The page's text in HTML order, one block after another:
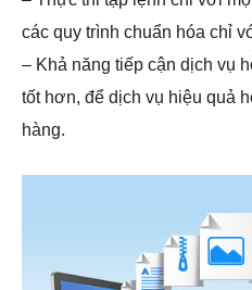
các quy trình chuẩn hóa chỉ
– Khả năng tiếp cận dịch vụ
tốt hơn, để dịch vụ hiệu quả
hàng.